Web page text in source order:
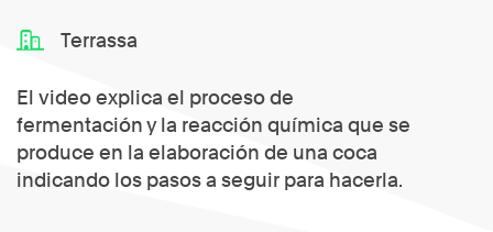
Terrassa
El video explica el proceso de
fermentación y la reacción química que se
produce en la elaboración de una coca
indicando los pasos a seguir para hacerla.